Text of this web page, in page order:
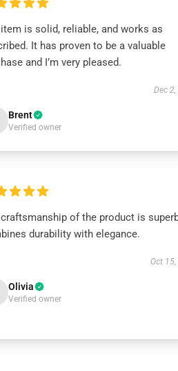
is solid, reliable, and works as
It has proven to be a valuable
and I’m very pleased.
Dec
Brent
Verified owner
of the product is
durability with elegance.
Oct
Olivia
Verified owner